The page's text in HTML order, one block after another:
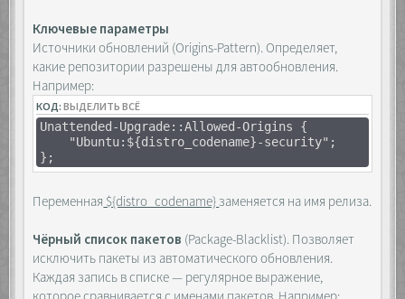
Ключевые параметры
Источники обновлений (Origins-Pattern). Определяет,
какие репозитории разрешены для автообновления.
Например:
КОД:ВЫДЕЛИТЬ ВСЁ
Unattended-Upgrade::Allowed-Origins {
"Ubuntu:${distro_codename}-security";
};
Переменная ${distro_codename} заменяется на имя релиза.
Чёрный список пакетов (Package-Blacklist). Позволяет
исключить пакеты из автоматического обновления.
Каждая запись в списке — регулярное выражение,